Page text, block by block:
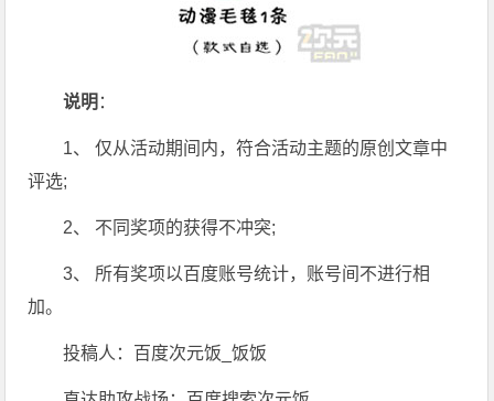
说明 ：
1、 仅从活动期间内，符合活动主题的原创文章中
评选;
2、 不同奖项的获得不冲突;
3、 所有奖项以百度账号统计，账号间不进行相
加。
投稿人：百度次元饭_饭饭